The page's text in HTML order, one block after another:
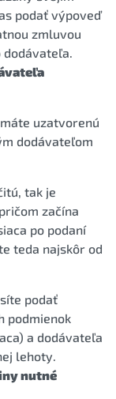
podať výpoveď
zmluvou
dodávateľa.
uzatvorenú
dodávateľom
tak je
začína
po podaní
teda najskôr od
podať
podmienok
a dodávateľa
lehoty.
nutné